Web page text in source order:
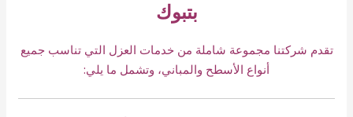
بتبوك
تقدم شركتنا مجموعة شاملة من خدمات العزل التي تناسب جميع
أنواع الأسطح والمباني، وتشمل ما يلي: